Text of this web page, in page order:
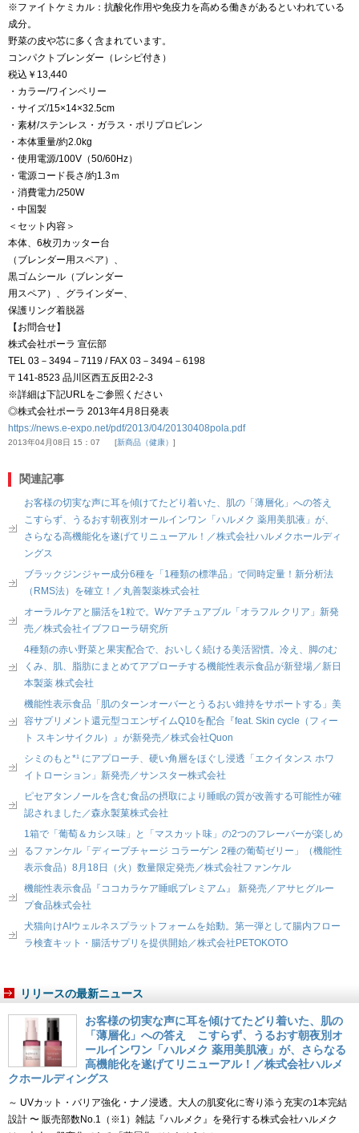
※ファイトケミカル：抗酸化作用や免疫力を高める働きがあるといわれている
成分。
野菜の皮や芯に多く含まれています。
コンパクトブレンダー（レシピ付き）
税込￥13,440
・カラー/ワインベリー
・サイズ/15×14×32.5cm
・素材/ステンレス・ガラス・ポリプロピレン
・本体重量/約2.0kg
・使用電源/100V（50/60Hz）
・電源コード長さ/約1.3ｍ
・消費電力/250W
・中国製
＜セット内容＞
本体、6枚刃カッター台
（ブレンダー用スペア）、
黒ゴムシール（ブレンダー
用スペア）、グラインダー、
保護リング着脱器
【お問合せ】
株式会社ポーラ 宣伝部
TEL 03－3494－7119 / FAX 03－3494－6198
〒141-8523 品川区西五反田2-2-3
※詳細は下記URLをご参照ください
◎株式会社ポーラ 2013年4月8日発表
https://news.e-expo.net/pdf/2013/04/20130408pola.pdf
2013年04月08日 15：07 新商品（健康）
関連記事
お客様の切実な声に耳を傾けてたどり着いた、肌の「薄層化」への答え
こすらず、うるおす朝夜別オールインワン「ハルメク 薬用美肌液」が、
さらなる高機能化を遂げてリニューアル！／株式会社ハルメクホールディ
ングス
ブラックジンジャー成分6種を「1種類の標準品」で同時定量！新分析法
（RMS法）を確立！／丸善製薬株式会社
オーラルケアと腸活を1粒で。Wケアチュアブル「オラフル クリア」新発
売／株式会社イブフローラ研究所
4種類の赤い野菜と果実配合で、おいしく続ける美活習慣。冷え、脚のむ
くみ、肌、脂肪にまとめてアプローチする機能性表示食品が新登場／新日
本製薬 株式会社
機能性表示食品「肌のターンオーバーとうるおい維持をサポートする」美
容サプリメント還元型コエンザイムQ10を配合『feat. Skin cycle（フィー
ト スキンサイクル）』が新発売／株式会社Quon
シミのもと*¹ にアプローチ、硬い角層をほぐし浸透「エクイタンス ホワ
イトローション」新発売／サンスター株式会社
ピセアタンノールを含む食品の摂取により睡眠の質が改善する可能性が確
認されました／森永製菓株式会社
1箱で「葡萄＆カシス味」と「マスカット味」の2つのフレーバーが楽しめ
るファンケル「ディープチャージ コラーゲン 2種の葡萄ゼリー」（機能性
表示食品）8月18日（火）数量限定発売／株式会社ファンケル
機能性表示食品『ココカラケア睡眠プレミアム』 新発売／アサヒグルー
プ食品株式会社
犬猫向けAIウェルネスプラットフォームを始動。第一弾として腸内フロー
ラ検査キット・腸活サプリを提供開始／株式会社PETOKOTO
リリースの最新ニュース
お客様の切実な声に耳を傾けてたどり着いた、肌の
「薄層化」への答え こすらず、うるおす朝夜別オ
ールインワン「ハルメク 薬用美肌液」が、さらなる
高機能化を遂げてリニューアル！／株式会社ハルメ
クホールディングス
～ UVカット・バリア強化・ナノ浸透。大人の肌変化に寄り添う充実の1本完結
設計 〜 販売部数No.1（※1）雑誌『ハルメク』を発行する株式会社ハルメク